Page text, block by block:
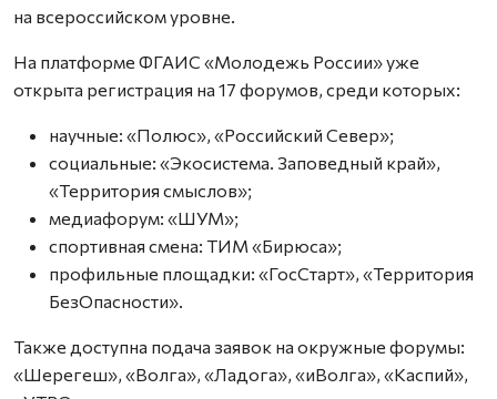
на всероссийском уровне.
На платформе ФГАИС «Молодежь России» уже
открыта регистрация на 17 форумов, среди которых:
научные: «Полюс», «Российский Север»;
социальные: «Экосистема. Заповедный край»,
«Территория смыслов»;
медиафорум: «ШУМ»;
спортивная смена: ТИМ «Бирюса»;
профильные площадки: «ГосСтарт», «Территория
БезОпасности».
Также доступна подача заявок на окружные форумы:
«Шерегеш», «Волга», «Ладога», «иВолга», «Каспий»,